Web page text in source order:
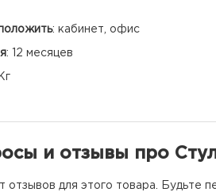
: кабинет, офис
: 12 месяцев
и отзывы про
отзывов для этого товара. Будьте